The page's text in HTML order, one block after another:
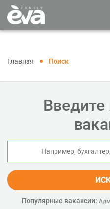
Главная Поиск
Введите
Популярные вакансии: